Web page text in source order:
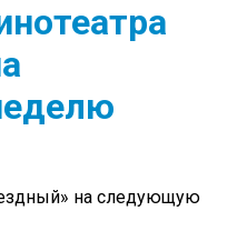
на следующую